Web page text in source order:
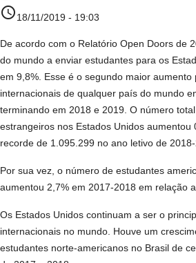
access_time18/11/2019 - 19:03
De acordo com o Relatório Open Doors de
do mundo a enviar estudantes para os
em 9,8%. Esse é o segundo maior
internacionais de qualquer país do mundo
terminando em 2018 e 2019. O número
estrangeiros nos Estados Unidos aumentou
recorde de 1.095.299 no ano letivo de 2018-
Por sua vez, o número de estudantes
aumentou 2,7% em 2017-2018 em relação
Os Estados Unidos continuam a ser o
internacionais no mundo. Houve um
estudantes norte-americanos no Brasil de